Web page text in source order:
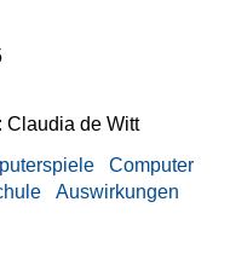
Claudia de Witt
Computer
Auswirkungen